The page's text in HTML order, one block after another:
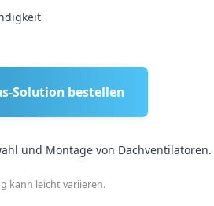
Solution bestellen
und Montage von Dachventilatoren.
kann leicht variieren.